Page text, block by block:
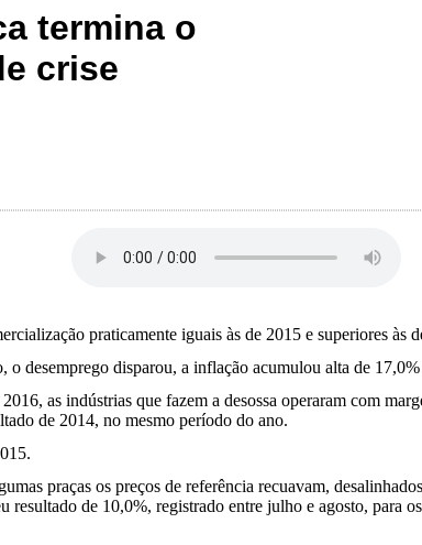
termina o
crise
praticamente iguais às de 2015 e superiores às
o desemprego disparou, a inflação acumulou alta de
as indústrias que fazem a desossa operaram com
de 2014, no mesmo período do ano.
praças os preços de referência recuavam,
resultado de 10,0%, registrado entre julho e agosto, para